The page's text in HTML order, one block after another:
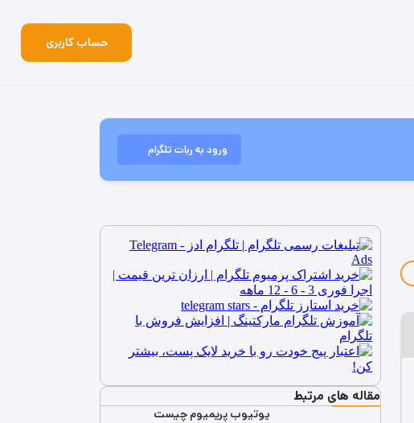
حساب کاربری
ورود به ربات تلگرام
مقاله های مرتبط
یوتیوب پریمیوم چیست